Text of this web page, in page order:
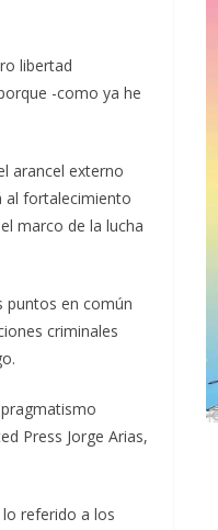
libertad
-como ya he
arancel externo
al fortalecimiento
marco de la lucha
puntos en común
criminales
Press Jorge Arias,
referido a los